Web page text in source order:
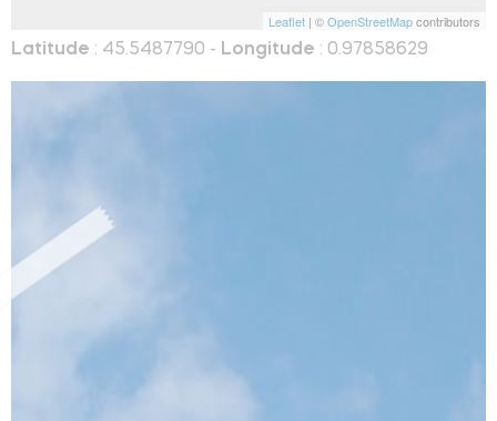
Leaflet | ©OpenStreetMapcontributors
Latitude : 45.5487790 - Longitude : 0.97858629